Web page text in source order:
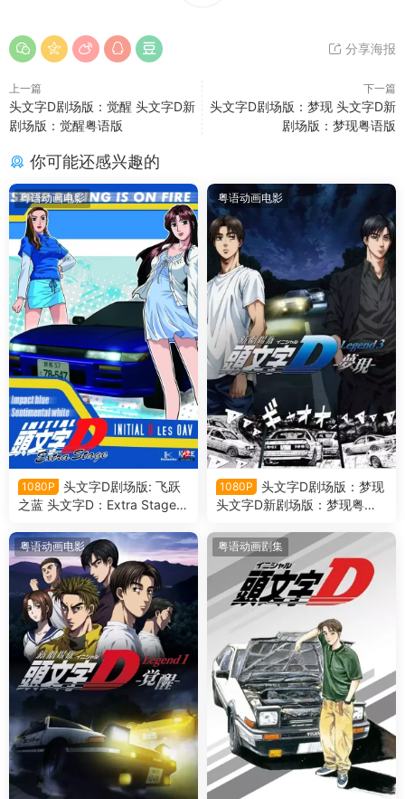
分享海报
上一篇
头文字D剧场版：觉醒 头文字D新
剧场版：觉醒粤语版
下一篇
头文字D剧场版：梦现 头文字D新
剧场版：梦现粤语版
你可能还感兴趣的
粤语动画电影
1080P
头文字D剧场版: 飞跃
之蓝 头文字D：Extra Stage粤
粤语动画电影
1080P
头文字D剧场版：梦现
头文字D新剧场版：梦现粤语
粤语动画电影 粤语动画剧集